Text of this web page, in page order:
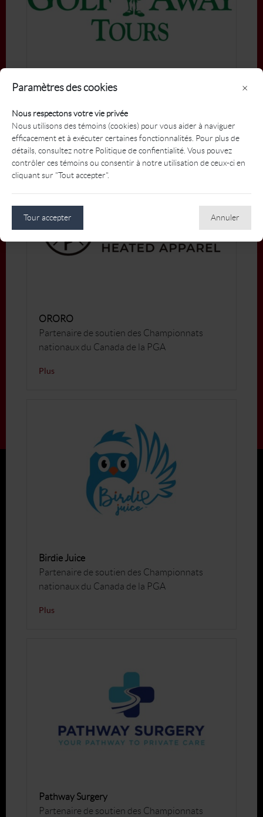
Paramètres des cookies
Nous respectons votre vie privée
Nous utilisons des témoins (cookies) pour vous aider à naviguer
efficacement et à exécuter certaines fonctionnalités. Pour plus de
détails, consultez notre Politique de confientialité. Vous pouvez
contrôler ces témoins ou consentir à notre utilisation de ceux-ci en
cliquant sur "Tout accepter".
Tour accepter Annuler
×
Partenaire de soutien des Championnats
nationaux du Canada de la PGA
ORORO
Partenaire de soutien des Championnats
nationaux du Canada de la PGA
Plus
Birdie Juice
Partenaire de soutien des Championnats
nationaux du Canada de la PGA
Plus
Pathway Surgery
Partenaire de soutien des Championnats